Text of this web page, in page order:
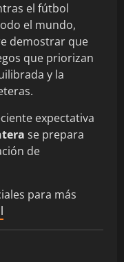
el fútbol
el mundo,
demostrar que
que priorizan
y la
expectativa
se prepara
de
para más